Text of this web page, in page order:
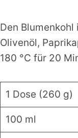
Den
Olivenöl,
180 °C für 20
1 Dose (260 g)
100 ml